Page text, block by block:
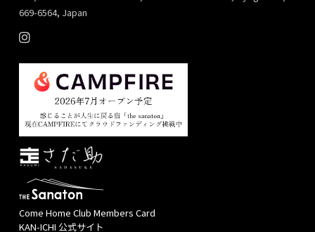
669-6564, Japan
Come Home Club Members Card
KAN-ICHI 公式サイト